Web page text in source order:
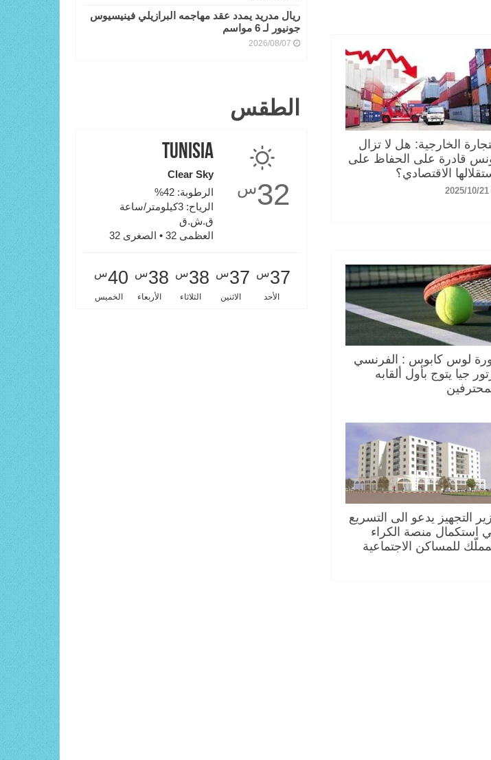
الخارجية: هل لا تزال
قادرة على الحفاظ على
الاقتصادي؟
2025/10/21
لوس كابوس : الفرنسي
جيا يتوج بأول ألقابه
التجهيز يدعو الى التسريع
استكمال منصة الكراء
للمساكن الاجتماعية
ريال مدريد يمدد عقد مهاجمه البرازيلي فينيسيوس
جونيور لـ 6 مواسم
2026/08/07
الطقس
32س
Tunisia
Clear Sky
الرطوبة: 42%
الرياح: 3كيلومتر/ساعة
ق.ش.ق‎
العظمى 32 • الصغرى 32
37س
الأحد
37س
الاثنين
38س
الثلاثاء
38س
الأربعاء
40س
الخميس